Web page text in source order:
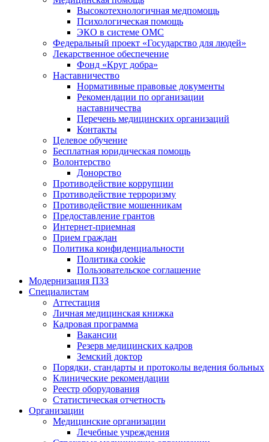
Высокотехнологичная медпомощь
Психологическая помощь
ЭКО в системе ОМС
Федеральный проект «Государство для людей»
Лекарственное обеспечение
Фонд «Круг добра»
Наставничество
Нормативные правовые документы
Рекомендации по организации
наставничества
Перечень медицинских организаций
Контакты
Целевое обучение
Бесплатная юридическая помощь
Волонтерство
Донорство
Противодействие коррупции
Противодействие терроризму
Противодействие мошенникам
Предоставление грантов
Интернет-приемная
Прием граждан
Политика конфиденциальности
Политика cookie
Пользовательское соглашение
Модернизация ПЗЗ
Специалистам
Аттестация
Личная медицинская книжка
Кадровая программа
Вакансии
Резерв медицинских кадров
Земский доктор
Порядки, стандарты и протоколы ведения больных
Клинические рекомендации
Реестр оборудования
Статистическая отчетность
Организации
Медицинские организации
Лечебные учреждения